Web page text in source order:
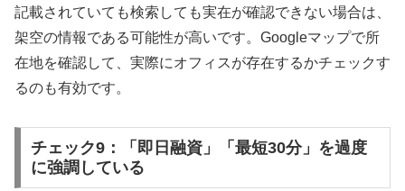
記載されていても検索しても実在が確認できない場合は、
架空の情報である可能性が高いです。Googleマップで所
在地を確認して、実際にオフィスが存在するかチェックす
るのも有効です。
チェック9：「即日融資」「最短30分」を過度
に強調している